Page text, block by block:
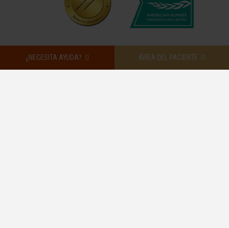
¿NECESITA AYUDA? ÁREA DEL PACIENTE